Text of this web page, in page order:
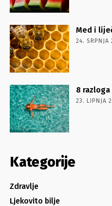
Med i
24. SRPNJA
8
23. LIPNJA
Kategorije
Zdravlje
Ljekovito bilje